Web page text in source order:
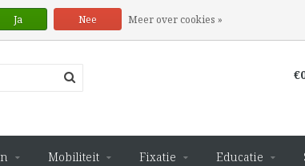
Mobiliteit Fixatie Educatie
Ja Nee Meer over cookies »